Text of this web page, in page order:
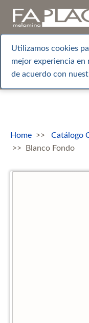
Utilizamos cookies
mejor experiencia
de acuerdo con
Home Catálogo
Blanco Fondo